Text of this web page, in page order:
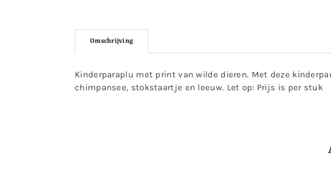
Omschrijving
Kinderparaplu met print van wilde dieren. Met deze
chimpansee, stokstaartje en leeuw. Let op: Prijs is per stuk